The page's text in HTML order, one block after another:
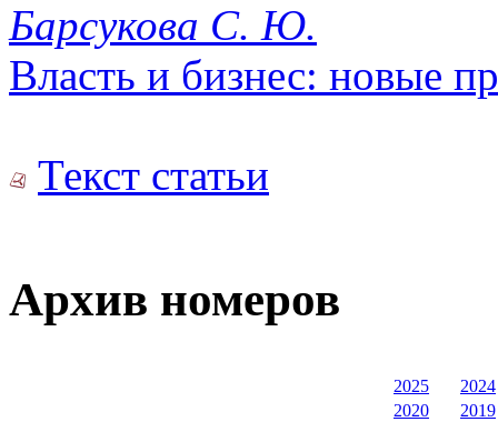
Барсукова С. Ю.
Власть и бизнес: новые
Текст статьи
Архив номеров
2025
2024
2020
2019